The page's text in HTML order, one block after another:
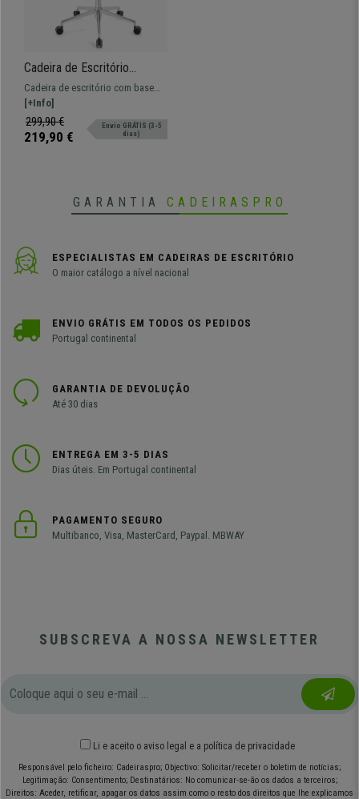
Cadeira de Escritório
ANIBAL BASE PRO, Braços
Ajustáveis, Acolchoado em
Tecido Azul
Cadeira de escritório com base
metálica que oferece conforto
para o seu dia a dia a um preço
acessível. Disponível em várias
cores e acabamentos
[+Info]
299,90 €
219,90 €
Envio GRÁTIS (3-5
dias)
GARANTIA CADEIRASPRO
ESPECIALISTAS EM CADEIRAS DE ESCRITÓRIO
O maior catálogo a nível nacional
ENVIO GRÁTIS EM TODOS OS PEDIDOS
Portugal continental
GARANTIA DE DEVOLUÇÃO
Até 30 dias
ENTREGA EM 3-5 DIAS
Dias úteis. Em Portugal continental
PAGAMENTO SEGURO
Multibanco, Visa, MasterCard, Paypal. MBWAY
SUBSCREVA A NOSSA NEWSLETTER
Li e aceito o aviso legal e a política de privacidade
Responsável pelo ficheiro: Cadeiraspro; Objectivo: Solicitar/receber o boletim de notícias;
Legitimação: Consentimento; Destinatários: No comunicar-se-ão os dados a terceiros;
Direitos: Aceder, retificar, apagar os datos assim como o resto dos direitos que lhe explicamos